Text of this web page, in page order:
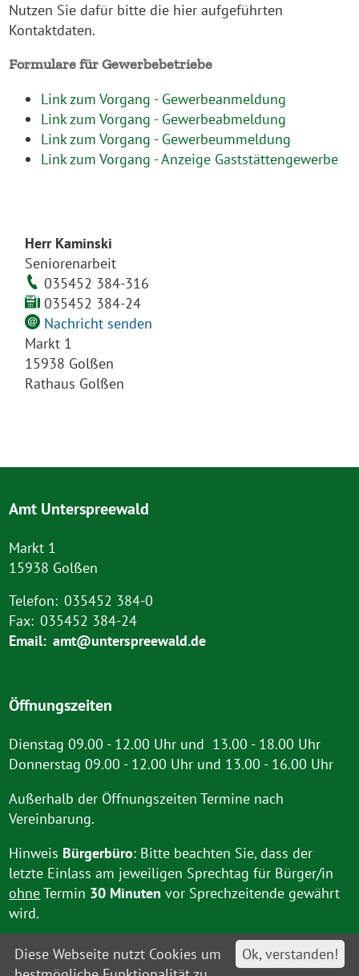
Nutzen Sie dafür bitte die hier aufgeführten
Kontaktdaten.
Formulare für Gewerbebetriebe
Link zum Vorgang - Gewerbeanmeldung
Link zum Vorgang - Gewerbeabmeldung
Link zum Vorgang - Gewerbeummeldung
Link zum Vorgang - Anzeige Gaststättengewerbe
Herr Kaminski
Seniorenarbeit
035452 384-316
035452 384-24
Nachricht senden
Markt 1
15938 Golßen
Rathaus Golßen
Amt Unterspreewald
Markt 1
15938 Golßen
Telefon: 035452 384-0
Fax: 035452 384-24
Email: amt@unterspreewald.de
Öffnungszeiten
Dienstag 09.00 - 12.00 Uhr und 13.00 - 18.00 Uhr
Donnerstag 09.00 - 12.00 Uhr und 13.00 - 16.00 Uhr
Außerhalb der Öffnungszeiten Termine nach
Vereinbarung.
Hinweis Bürgerbüro: Bitte beachten Sie, dass der
letzte Einlass am jeweiligen Sprechtag für Bürger/in
ohneTermin 30 Minuten vor Sprechzeitende gewährt
wird.
Ok, verstanden!
Diese Webseite nutzt Cookies um